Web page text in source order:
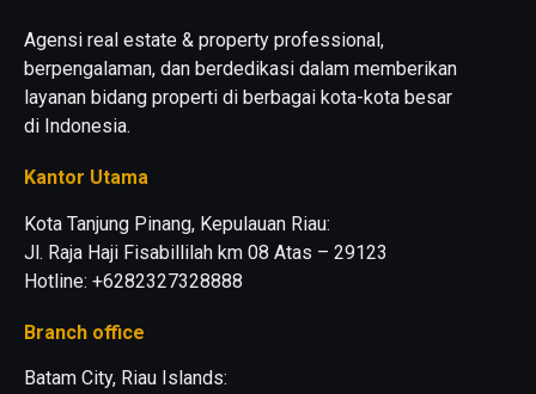
Agensi real estate & property professional,
berpengalaman, dan berdedikasi dalam memberikan
layanan bidang properti di berbagai kota-kota besar
di Indonesia.
Kantor Utama
Kota Tanjung Pinang, Kepulauan Riau:
Jl. Raja Haji Fisabillilah km 08 Atas – 29123
Hotline: +6282327328888
Branch office
Batam City, Riau Islands: